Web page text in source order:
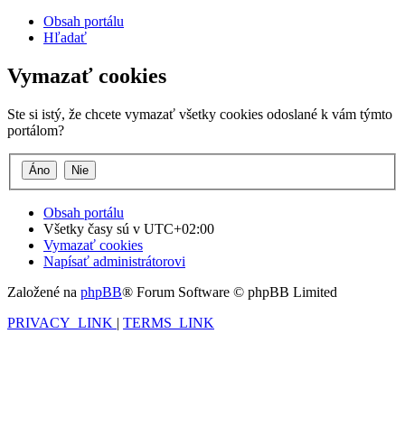
Obsah portálu
Hľadať
Vymazať cookies
Ste si istý, že chcete vymazať všetky cookies odoslané k vám týmto
portálom?
Obsah portálu
Všetky časy sú v UTC+02:00
Vymazať cookies
Napísať administrátorovi
Založené na phpBB® Forum Software © phpBB Limited
PRIVACY_LINK | TERMS_LINK